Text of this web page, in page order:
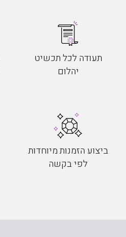
תעודה לכל תכשיט
יהלום
ביצוע הזמנות מיוחדות
לפי בקשה